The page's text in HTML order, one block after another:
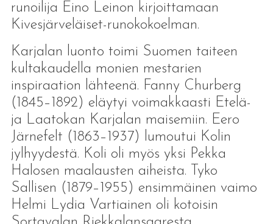
runoilija Eino Leinon kirjoittamaan
Kivesjärveläiset-runokokoelman.
Karjalan luonto toimi Suomen taiteen
kultakaudella monien mestarien
inspiraation lähteenä. Fanny Churberg
(1845–1892) eläytyi voimakkaasti Etelä-
ja Laatokan Karjalan maisemiin. Eero
Järnefelt (1863–1937) lumoutui Kolin
jylhyydestä. Koli oli myös yksi Pekka
Halosen maalausten aiheista. Tyko
Sallisen (1879–1955) ensimmäinen vaimo
Helmi Lydia Vartiainen oli kotoisin